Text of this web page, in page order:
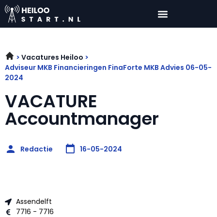
Vacatures Heiloo
Adviseur MKB Financieringen FinaForte MKB Advies 06-05-
2024
VACATURE
Accountmanager
Redactie 16-05-2024
Assendelft
7716 - 7716